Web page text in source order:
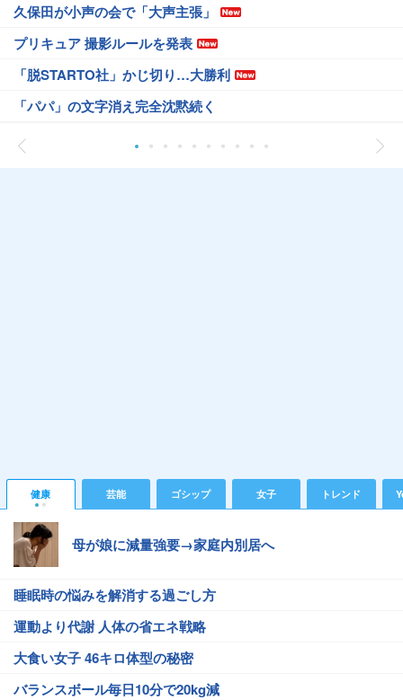
久保田が小声の会で「大声主張」
プリキュア 撮影ルールを発表
「脱STARTO社」かじ切り…大勝利
「パパ」の文字消え完全沈黙続く
健康 芸能 ゴシップ 女子 トレンド
母が娘に減量強要→家庭内別居へ
睡眠時の悩みを解消する過ごし方
運動より代謝 人体の省エネ戦略
大食い女子 46キロ体型の秘密
バランスボール毎日10分で20kg減